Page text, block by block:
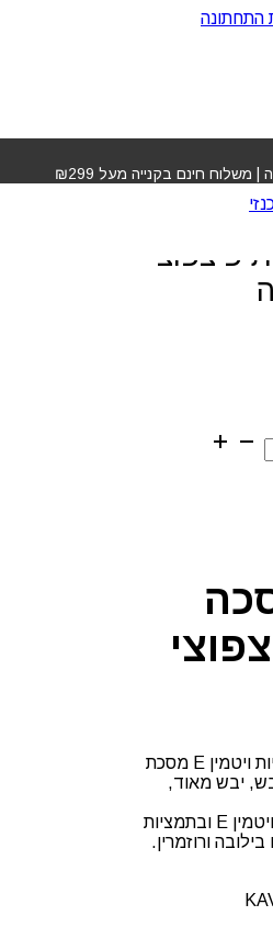
התחתונה
משלוח חינם בקנייה מעל ₪299
קווה
מ"ל + מסכה
פיצפוצי
מסכת הזנה מועשרת בכדוריות ויטמין E מסכת
יבש מאוד,
מועשרת בקרטין, בכדוריות ויטמין E ובתמציות
בילובה ורוזמרין.